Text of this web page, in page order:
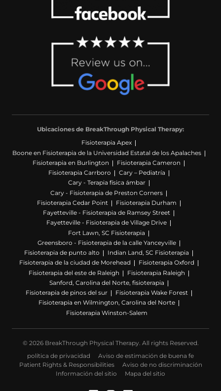
Ubicaciones de BreakThrough Physical Therapy:
Fisioterapia Apex
Boone en Fisioterapia de la Universidad Estatal de los Apalaches
Fisioterapia en Burlington
Fisioterapia Cameron
Fisioterapia Carrboro
Cary – Pediatría
Cary - Terapia física ámbar
Cary - Fisioterapia de Preston Corners
Fisioterapia Cedar Point
Fisioterapia Durham
Fayetteville - Fisioterapia de Ramsey Street
Fayetteville - Fisioterapia de Village Drive
Fort Lawn, SC Fisioterapia
Greensboro - Fisioterapia de la calle Yanceyville
Fisioterapia de punto alto
Indian Land, SC Fisioterapia
Fisioterapia de la ciudad de Morehead
Fisioterapia Oxford
Fisioterapia del este de Raleigh
Fisioterapia Raleigh
Sanford, Carolina del Norte, fisioterapia
Fisioterapia de pinos del sur
Fisioterapia Wake Forest
Fisioterapia en Wilmington, Carolina del Norte
Fisioterapia Winston-Salem
© 2026 BreakThrough Physical Therapy. All rights Reserved.
política de privacidad
Aviso de estimación de buena fe
Patient Rights & Responsibilities
Aviso de no discriminación
Información del sitio
Mapa del sitio